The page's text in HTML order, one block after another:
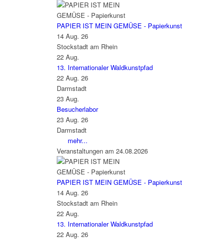
PAPIER IST MEIN GEMÜSE - Papierkunst
14 Aug. 26
Stockstadt am Rhein
22 Aug.
13. Internationaler Waldkunstpfad
22 Aug. 26
Darmstadt
23 Aug.
Besucherlabor
23 Aug. 26
Darmstadt
mehr...
Veranstaltungen am 24.08.2026
PAPIER IST MEIN GEMÜSE - Papierkunst
14 Aug. 26
Stockstadt am Rhein
22 Aug.
13. Internationaler Waldkunstpfad
22 Aug. 26